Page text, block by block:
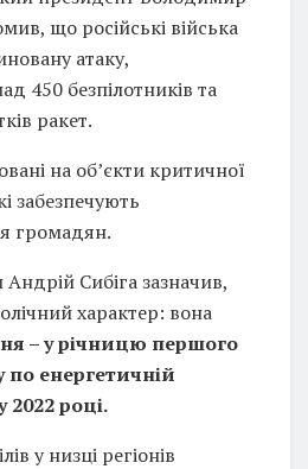
що російські війська
атаку,
450 безпілотників та
ракет.
на об’єкти критичної
забезпечують
громадян.
Сибіга зазначив,
характер: вона
– у річницю першого
по енергетичній
2022 році.
у низці регіонів